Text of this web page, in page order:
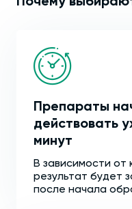
Препараты
действовать
минут
В зависимости от
результат будет
после начала